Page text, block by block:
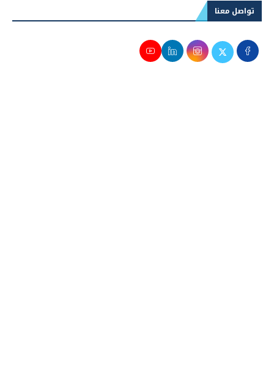
تواصل معنا